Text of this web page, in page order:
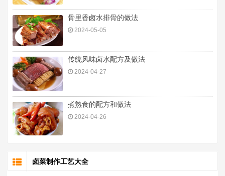
骨里香卤水排骨的做法
2024-05-05
传统风味卤水配方及做法
2024-04-27
煮熟食的配方和做法
2024-04-26
卤菜制作工艺大全